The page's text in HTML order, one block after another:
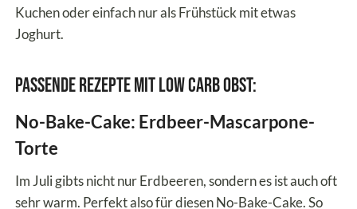
Kuchen oder einfach nur als Frühstück mit etwas
Joghurt.
Passende Rezepte mit Low Carb Obst:
No-Bake-Cake: Erdbeer-Mascarpone-
Torte
Im Juli gibts nicht nur Erdbeeren, sondern es ist auch oft
sehr warm. Perfekt also für diesen No-Bake-Cake. So